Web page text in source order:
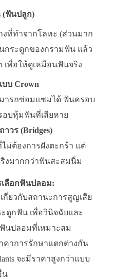
(ฟันปลูก)
งที่ทำจากโลหะ (ส่วนมาก
กระดูกของกรามฟัน แล้ว
เพื่อให้ดูเหมือนฟันจริง
บ Crown
ารถซ่อมแซมได้ ฟันครอบ
อบหุ้มฟันที่เสียหาย
วร (Bridges)
ม่ต้องการฝังตะกร้า แต่
งมากกว่าฟันสะสมนิ่ม
ลือกฟันปลอม:
ยวกับสถานะการสูญเสีย
ดูกฟัน เพื่อวินิจฉัยและ
นปลอมที่เหมาะสม
าการรักษาแตกต่างกัน
จะมีราคาสูงกว่าแบบ
น